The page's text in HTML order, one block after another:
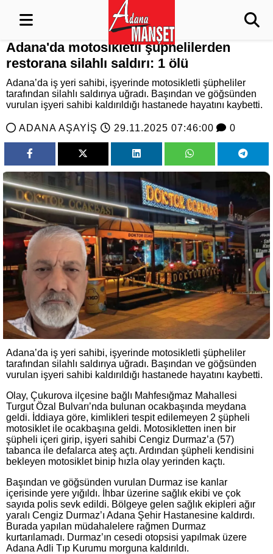
Adana'da motosikletli şüphelilerden
restorana silahlı saldırı: 1 ölü
Adana’da iş yeri sahibi, işyerinde motosikletli şüpheliler
tarafından silahlı saldırıya uğradı. Başından ve göğsünden
vurulan işyeri sahibi kaldırıldığı hastanede hayatını kaybetti.
ADANA AŞAYİŞ 29.11.2025 07:46:00 0
Adana’da iş yeri sahibi, işyerinde motosikletli şüpheliler
tarafından silahlı saldırıya uğradı. Başından ve göğsünden
vurulan işyeri sahibi kaldırıldığı hastanede hayatını kaybetti.
Olay, Çukurova ilçesine bağlı Mahfesığmaz Mahallesi
Turgut Özal Bulvarı’nda bulunan ocakbaşında meydana
geldi. İddiaya göre, kimlikleri tespit edilemeyen 2 şüpheli
motosiklet ile ocakbaşına geldi. Motosikletten inen bir
şüpheli içeri girip, işyeri sahibi Cengiz Durmaz’a (57)
tabanca ile defalarca ateş açtı. Ardından şüpheli kendisini
bekleyen motosiklet binip hızla olay yerinden kaçtı.
Başından ve göğsünden vurulan Durmaz ise kanlar
içerisinde yere yığıldı. İhbar üzerine sağlık ekibi ve çok
sayıda polis sevk edildi. Bölgeye gelen sağlık ekipleri ağır
yaralı Cengiz Durmaz’ı Adana Şehir Hastanesine kaldırdı.
Burada yapılan müdahalelere rağmen Durmaz
kurtarılamadı. Durmaz’ın cesedi otopsisi yapılmak üzere
Adana Adli Tıp Kurumu morguna kaldırıldı.